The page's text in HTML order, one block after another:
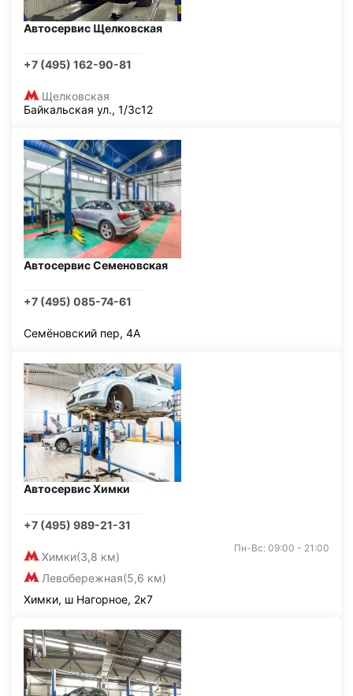
Автосервис Щелковская
+7 (495) 162-90-81
Щелковская
Байкальская ул., 1/3с12
Автосервис Семеновская
+7 (495) 085-74-61
Семёновский пер, 4А
Автосервис Химки
+7 (495) 989-21-31
Химки(3,8 км)
Левобережная(5,6 км)
Пн-Вс: 09:00 - 21:00
Химки, ш Нагорное, 2к7